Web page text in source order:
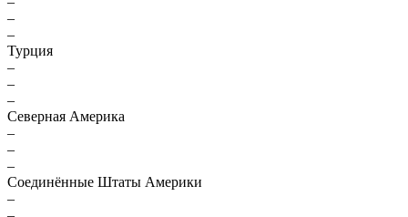
–
–
Турция
–
–
–
Северная Америка
–
–
–
Соединённые Штаты Америки
–